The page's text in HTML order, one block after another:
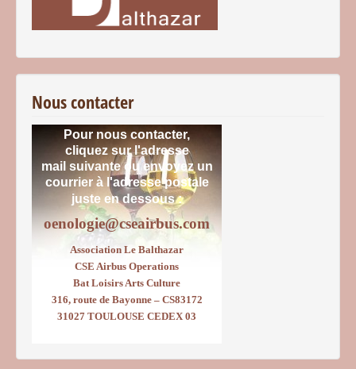
Nous contacter
Pour nous contacter,
cliquez sur l'adresse
mail suivante ou envoyez un
courrierà l'adresse postale
juste en dessous :
oenologie@cseairbus.com
Association Le Balthazar
CSE Airbus Operations
Bat Loisirs Arts Culture
316, route de Bayonne – CS83172
31027 TOULOUSE CEDEX 03